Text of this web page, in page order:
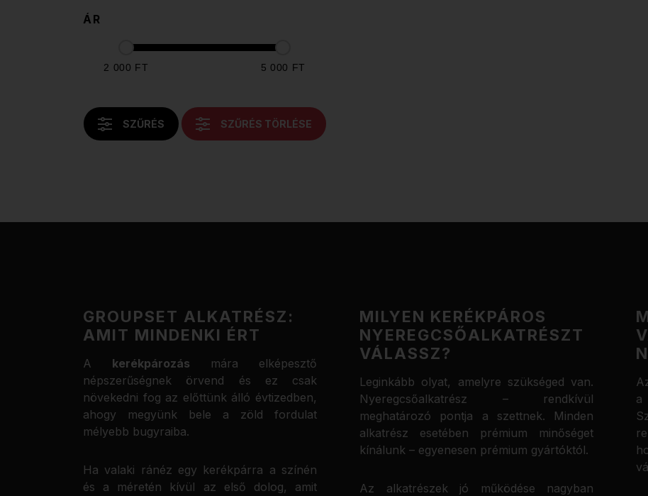
ÁR
2 000 FT 5 000 FT
SZŰRÉS SZŰRÉS TÖRLÉSE
GROUPSET ALKATRÉSZ:
AMIT MINDENKI ÉRT
A kerékpározás mára elképesztő
népszerűségnek örvend és ez csak
növekedni fog az előttünk álló évtizedben,
ahogy megyünk bele a zöld fordulat
mélyebb bugyraiba.
Ha valaki ránéz egy kerékpárra a színén
és a méretén kívül az első dolog, amit
MILYEN KERÉKPÁROS
NYEREGCSŐALKATRÉSZT
VÁLASSZ?
Leginkább olyat, amelyre szükséged van.
Nyeregcsőalkatrész – rendkívül
meghatározó pontja a szettnek. Minden
alkatrész esetében prémium minőséget
kínálunk – egyenesen prémium gyártóktól.
Az alkatrészek jó működése nagyban
a